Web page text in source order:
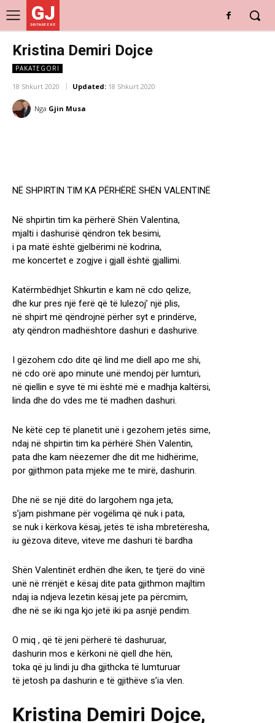
GJ
DRITARE E RE
Kristina Demiri Dojce
PAKATEGORI
18 Shkurt 2020 Updated: 18 Shkurt 2020
Nga Gjin Musa
NË SHPIRTIN TIM KA PËRHËRË SHËN VALENTINË
Në shpirtin tim ka përherë Shën Valentina,
mjalti i dashurisë qëndron tek besimi,
i pa matë është gjelbërimi në kodrina,
me koncertet e zogjve i gjall është gjallimi.
Katërmbëdhjet Shkurtin e kam në cdo qelize,
dhe kur pres një ferë që të lulezoj’ një plis,
në shpirt më qëndrojnë përher syt e prindërve,
aty qëndron madhështore dashuri e dashurive.
I gëzohem cdo dite që lind me diell apo me shi,
në cdo orë apo minute unë mendoj për lumturi,
në qiellin e syve të mi është më e madhja kaltërsi,
linda dhe do vdes me të madhen dashuri.
Ne këtë cep të planetit unë i gezohem jetës sime,
ndaj në shpirtin tim ka përhërë Shën Valentin,
pata dhe kam nëezemer dhe dit me hidhërime,
por gjithmon pata mjeke me te mirë, dashurin.
Dhe në se një ditë do largohem nga jeta,
s’jam pishmane për vogëlima që nuk i pata,
se nuk i kërkova kësaj, jetës të isha mbretëresha,
iu gëzova diteve, viteve me dashuri të bardha
Shën Valentinët erdhën dhe iken, te tjerë do vinë
unë në rrënjët e kësaj dite pata gjithmon majltim
ndaj ia ndjeva lezetin kësaj jete pa përcmim,
dhe në se iki nga kjo jetë iki pa asnjë pendim.
O miq , që të jeni përherë të dashuruar,
dashurin mos e kërkoni në qiell dhe hën,
toka që ju lindi ju dha gjithcka të lumturuar
të jetosh pa dashurin e të gjithëve s’ia vlen.
Kristina Demiri Dojce,